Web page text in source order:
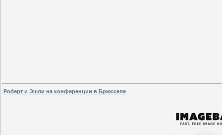
Роберт и Эшли на конференции в Брюсселе